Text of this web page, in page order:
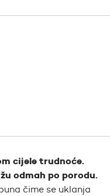
cijele trudnoće.
odmah po porodu.
čime se uklanja